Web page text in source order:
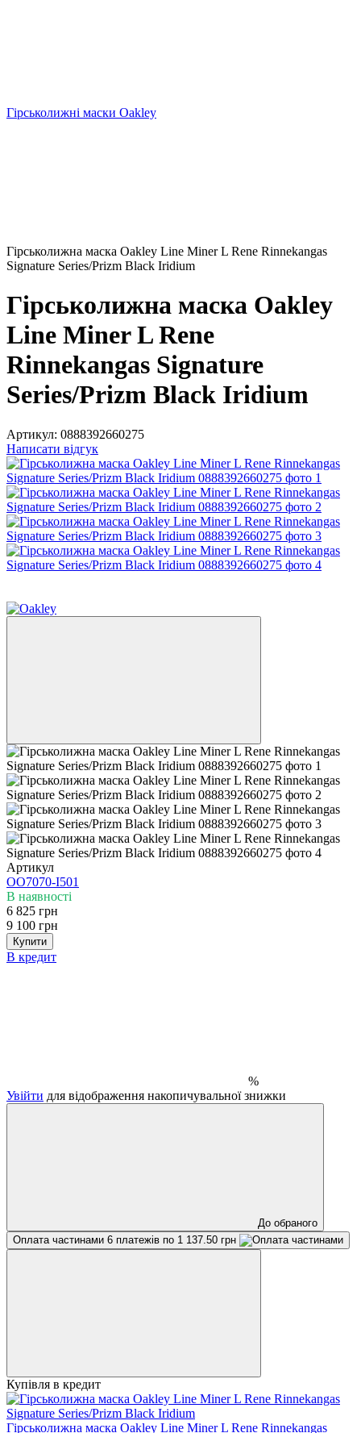
Гірськолижні маски Oakley
Гірськолижна маска Oakley Line Miner L Rene Rinnekangas
Signature Series/Prizm Black Iridium
Гірськолижна маска Oakley
Line Miner L Rene
Rinnekangas Signature
Series/Prizm Black Iridium
Артикул: 0888392660275
Написати відгук
Артикул
OO7070-I501
В наявності
6 825 грн
9 100 грн
Купити
В кредит
%
Увійти для відображення накопичувальної знижки
До обраного
Оплата частинами 6 платежів по 1 137.50 грн
Купівля в кредит
Гірськолижна маска Oakley Line Miner L Rene Rinnekangas